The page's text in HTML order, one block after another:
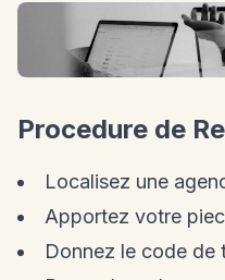
Procedure de
Localisez une
Apportez votre
Donnez le code de